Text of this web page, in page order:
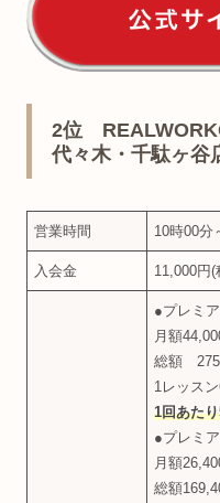
2位
代々木・千駄ヶ谷
営業時間 10時00分
入会金 11,000円(
●プレミ
月額
総額
1レッス
1回あた
●プレミ
月額
総額